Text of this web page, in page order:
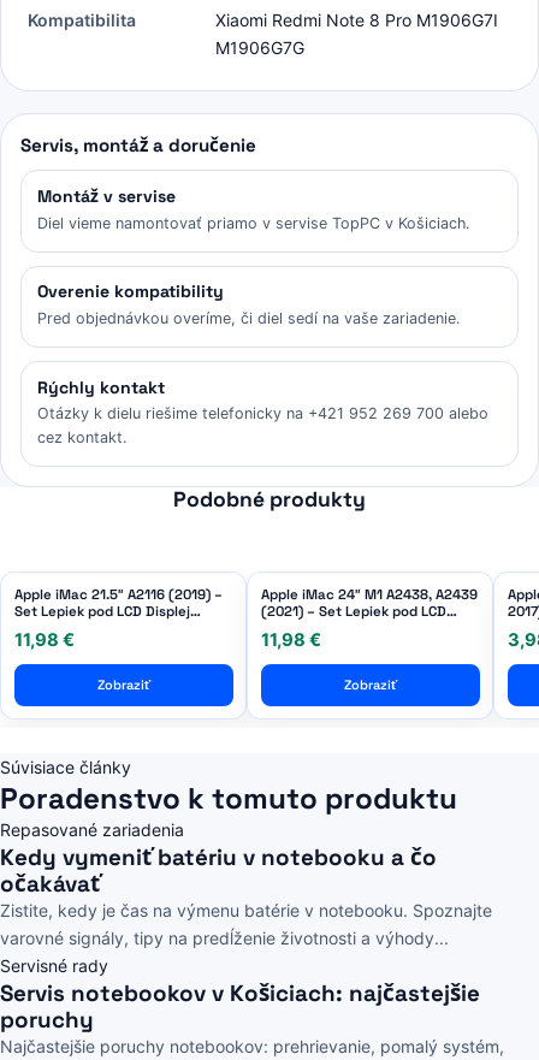
Kompatibilita
Xiaomi Redmi Note 8 Pro M1906G7I
M1906G7G
Servis, montáž a doručenie
Montáž v servise
Diel vieme namontovať priamo v servise TopPC v Košiciach.
Overenie kompatibility
Pred objednávkou overíme, či diel sedí na vaše zariadenie.
Rýchly kontakt
Otázky k dielu riešime telefonicky na +421 952 269 700 alebo
cez kontakt.
Podobné produkty
Apple iMac 21.5″ A2116 (2019) –
Set Lepiek pod LCD Displej
11,98 €
Zobraziť
Apple iMac 24″ M1 A2438, A2439
(2021) – Set Lepiek pod LCD
11,98 €
Zobraziť
Súvisiace články
Poradenstvo k tomuto produktu
Repasované zariadenia
Kedy vymeniť batériu v notebooku a čo
očakávať
Zistite, kedy je čas na výmenu batérie v notebooku. Spoznajte
varovné signály, tipy na predĺženie životnosti a výhody...
Servisné rady
Servis notebookov v Košiciach: najčastejšie
poruchy
Najčastejšie poruchy notebookov: prehrievanie, pomalý systém,